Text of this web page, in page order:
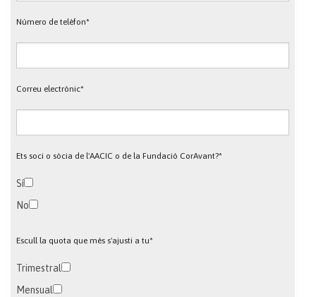
Número de telèfon*
Correu electrònic*
Ets soci o sòcia de l'AACIC o de la Fundació CorAvant?*
Sí
No
Escull la quota que més s'ajusti a tu*
Trimestral
Mensual